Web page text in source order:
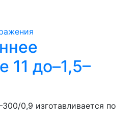
11 до–1,5–
0,9 изготавливается по